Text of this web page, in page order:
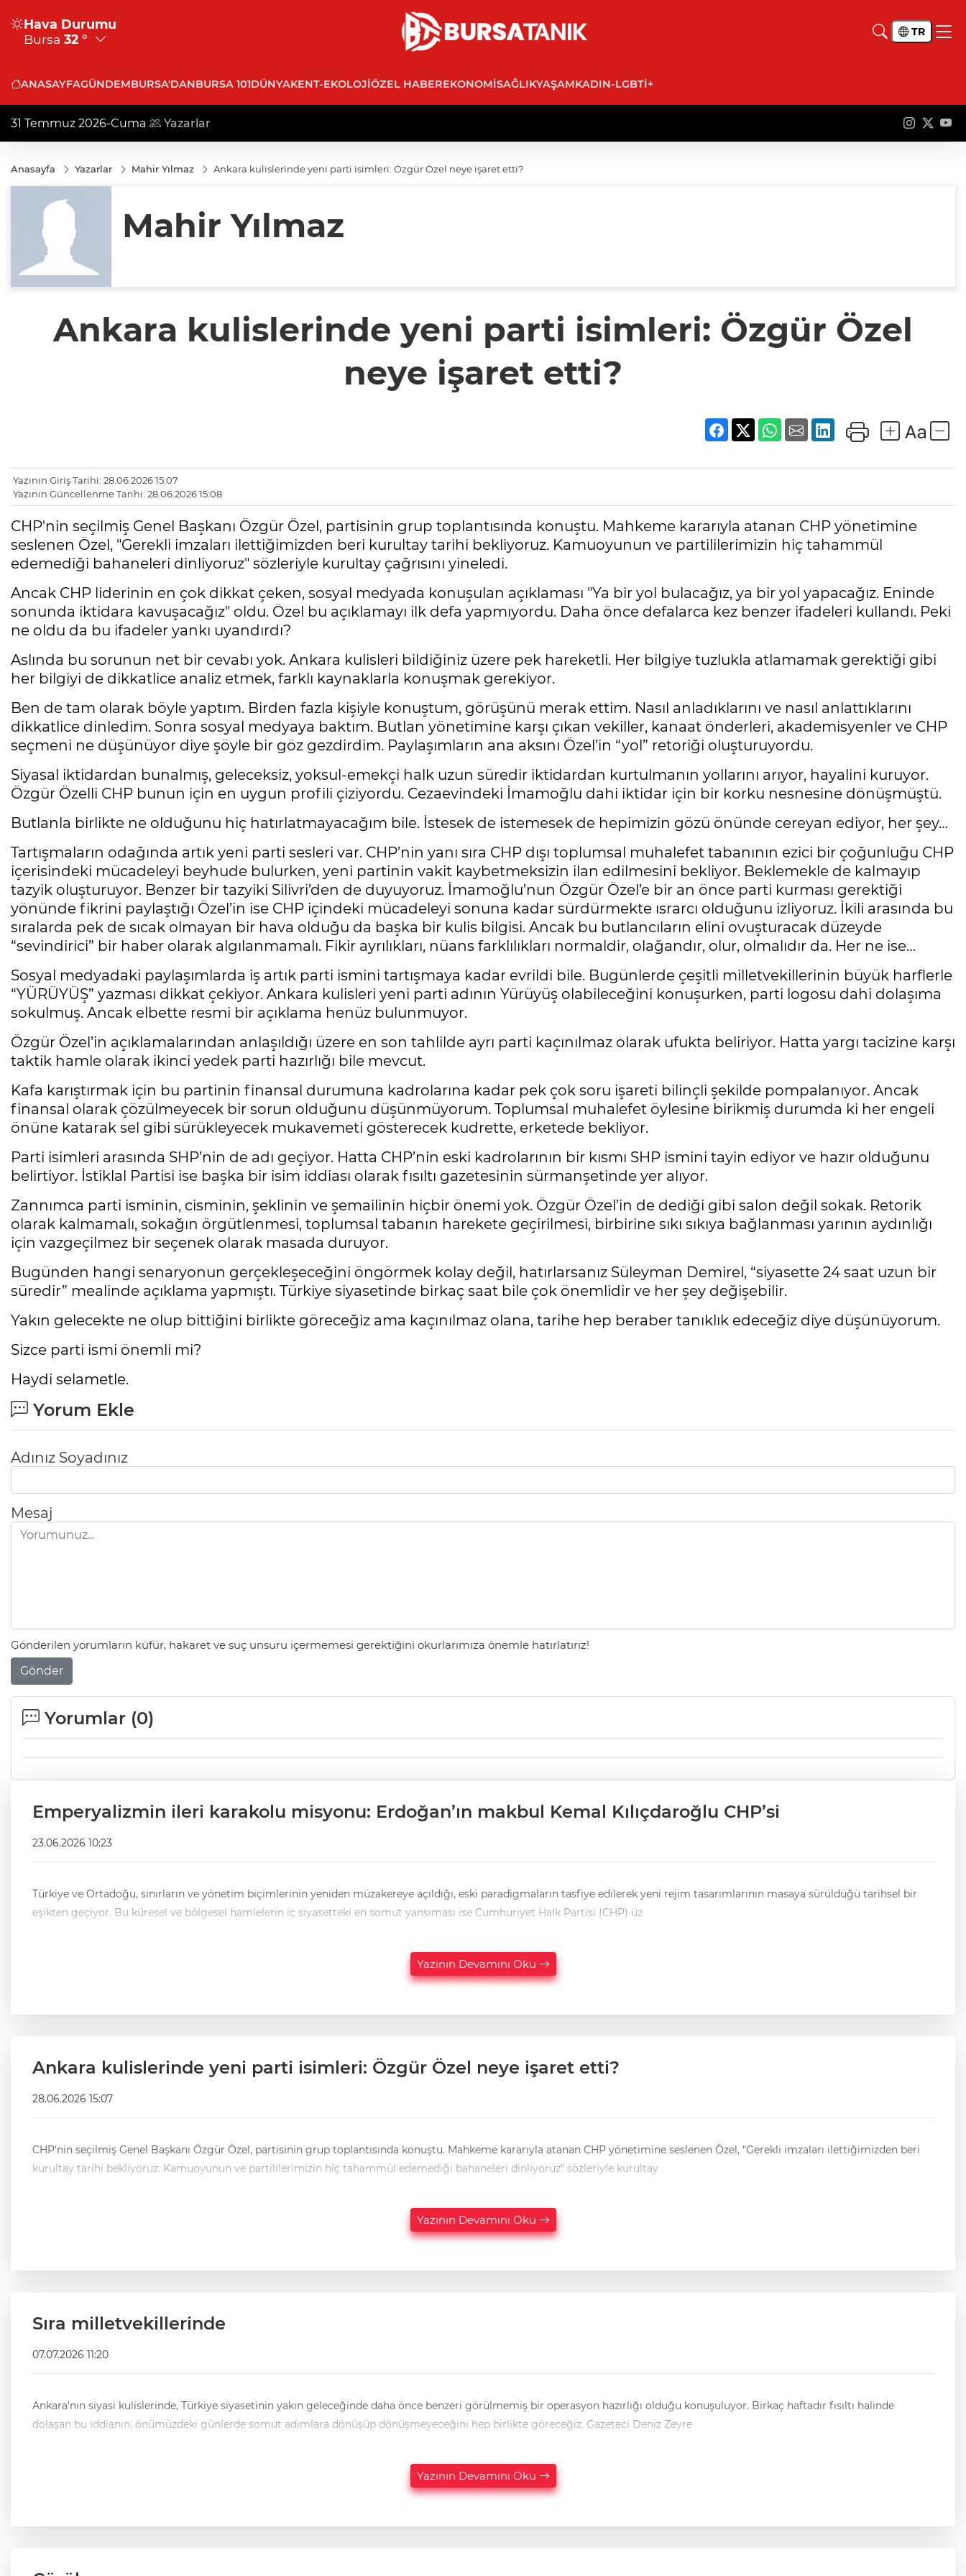
Hava Durumu
Bursa 32 ° TR
ANASAYFAGÜNDEMBURSA'DANBURSA 101DÜNYAKENT-EKOLOJIÖZEL HABEREKONOMISAĞLIKYAŞAMKADIN-LGBTİ+
31 Temmuz 2026-Cuma Yazarlar
Anasayfa Yazarlar Mahir Yılmaz Ankara kulislerinde yeni parti isimleri: Özgür Özel neye işaret etti?
Mahir Yılmaz
Ankara kulislerinde yeni parti isimleri: Özgür Özel
neye işaret etti?
Yazının Giriş Tarihi: 28.06.2026 15:07
Yazının Güncellenme Tarihi: 28.06.2026 15:08
CHP'nin seçilmiş Genel Başkanı Özgür Özel, partisinin grup toplantısında konuştu. Mahkeme kararıyla atanan CHP yönetimine
seslenen Özel, "Gerekli imzaları ilettiğimizden beri kurultay tarihi bekliyoruz. Kamuoyunun ve partililerimizin hiç tahammül
edemediği bahaneleri dinliyoruz" sözleriyle kurultay çağrısını yineledi.
Ancak CHP liderinin en çok dikkat çeken, sosyal medyada konuşulan açıklaması "Ya bir yol bulacağız, ya bir yol yapacağız. Eninde
sonunda iktidara kavuşacağız" oldu. Özel bu açıklamayı ilk defa yapmıyordu. Daha önce defalarca kez benzer ifadeleri kullandı. Peki
ne oldu da bu ifadeler yankı uyandırdı?
Aslında bu sorunun net bir cevabı yok. Ankara kulisleri bildiğiniz üzere pek hareketli. Her bilgiye tuzlukla atlamamak gerektiği gibi
her bilgiyi de dikkatlice analiz etmek, farklı kaynaklarla konuşmak gerekiyor.
Ben de tam olarak böyle yaptım. Birden fazla kişiyle konuştum, görüşünü merak ettim. Nasıl anladıklarını ve nasıl anlattıklarını
dikkatlice dinledim. Sonra sosyal medyaya baktım. Butlan yönetimine karşı çıkan vekiller, kanaat önderleri, akademisyenler ve CHP
seçmeni ne düşünüyor diye şöyle bir göz gezdirdim. Paylaşımların ana aksını Özel’in “yol” retoriği oluşturuyordu.
Siyasal iktidardan bunalmış, geleceksiz, yoksul-emekçi halk uzun süredir iktidardan kurtulmanın yollarını arıyor, hayalini kuruyor.
Özgür Özelli CHP bunun için en uygun profili çiziyordu. Cezaevindeki İmamoğlu dahi iktidar için bir korku nesnesine dönüşmüştü.
Butlanla birlikte ne olduğunu hiç hatırlatmayacağım bile. İstesek de istemesek de hepimizin gözü önünde cereyan ediyor, her şey…
Tartışmaların odağında artık yeni parti sesleri var. CHP’nin yanı sıra CHP dışı toplumsal muhalefet tabanının ezici bir çoğunluğu CHP
içerisindeki mücadeleyi beyhude bulurken, yeni partinin vakit kaybetmeksizin ilan edilmesini bekliyor. Beklemekle de kalmayıp
tazyik oluşturuyor. Benzer bir tazyiki Silivri’den de duyuyoruz. İmamoğlu’nun Özgür Özel’e bir an önce parti kurması gerektiği
yönünde fikrini paylaştığı Özel’in ise CHP içindeki mücadeleyi sonuna kadar sürdürmekte ısrarcı olduğunu izliyoruz. İkili arasında bu
sıralarda pek de sıcak olmayan bir hava olduğu da başka bir kulis bilgisi. Ancak bu butlancıların elini ovuşturacak düzeyde
“sevindirici” bir haber olarak algılanmamalı. Fikir ayrılıkları, nüans farklılıkları normaldir, olağandır, olur, olmalıdır da. Her ne ise…
Sosyal medyadaki paylaşımlarda iş artık parti ismini tartışmaya kadar evrildi bile. Bugünlerde çeşitli milletvekillerinin büyük harflerle
“YÜRÜYÜŞ” yazması dikkat çekiyor. Ankara kulisleri yeni parti adının Yürüyüş olabileceğini konuşurken, parti logosu dahi dolaşıma
sokulmuş. Ancak elbette resmi bir açıklama henüz bulunmuyor.
Özgür Özel’in açıklamalarından anlaşıldığı üzere en son tahlilde ayrı parti kaçınılmaz olarak ufukta beliriyor. Hatta yargı tacizine karşı
taktik hamle olarak ikinci yedek parti hazırlığı bile mevcut.
Kafa karıştırmak için bu partinin finansal durumuna kadrolarına kadar pek çok soru işareti bilinçli şekilde pompalanıyor. Ancak
finansal olarak çözülmeyecek bir sorun olduğunu düşünmüyorum. Toplumsal muhalefet öylesine birikmiş durumda ki her engeli
önüne katarak sel gibi sürükleyecek mukavemeti gösterecek kudrette, erketede bekliyor.
Parti isimleri arasında SHP’nin de adı geçiyor. Hatta CHP’nin eski kadrolarının bir kısmı SHP ismini tayin ediyor ve hazır olduğunu
belirtiyor. İstiklal Partisi ise başka bir isim iddiası olarak fısıltı gazetesinin sürmanşetinde yer alıyor.
Zannımca parti isminin, cisminin, şeklinin ve şemailinin hiçbir önemi yok. Özgür Özel’in de dediği gibi salon değil sokak. Retorik
olarak kalmamalı, sokağın örgütlenmesi, toplumsal tabanın harekete geçirilmesi, birbirine sıkı sıkıya bağlanması yarının aydınlığı
için vazgeçilmez bir seçenek olarak masada duruyor.
Bugünden hangi senaryonun gerçekleşeceğini öngörmek kolay değil, hatırlarsanız Süleyman Demirel, “siyasette 24 saat uzun bir
süredir” mealinde açıklama yapmıştı. Türkiye siyasetinde birkaç saat bile çok önemlidir ve her şey değişebilir.
Yakın gelecekte ne olup bittiğini birlikte göreceğiz ama kaçınılmaz olana, tarihe hep beraber tanıklık edeceğiz diye düşünüyorum.
Sizce parti ismi önemli mi?
Haydi selametle.
Yorum Ekle
Adınız Soyadınız
Mesaj
Gönderilen yorumların küfür, hakaret ve suç unsuru içermemesi gerektiğini okurlarımıza önemle hatırlatırız!
Gönder
Yorumlar (0)
Emperyalizmin ileri karakolu misyonu: Erdoğan’ın makbul Kemal Kılıçdaroğlu CHP’si
23.06.2026 10:23
Türkiye ve Ortadoğu, sınırların ve yönetim biçimlerinin yeniden müzakereye açıldığı, eski paradigmaların tasfiye edilerek yeni rejim tasarımlarının masaya sürüldüğü tarihsel bir
eşikten geçiyor. Bu küresel ve bölgesel hamlelerin iç siyasetteki en somut yansıması ise Cumhuriyet Halk Partisi (CHP) üz
Yazının Devamını Oku
Ankara kulislerinde yeni parti isimleri: Özgür Özel neye işaret etti?
28.06.2026 15:07
CHP'nin seçilmiş Genel Başkanı Özgür Özel, partisinin grup toplantısında konuştu. Mahkeme kararıyla atanan CHP yönetimine seslenen Özel, "Gerekli imzaları ilettiğimizden beri
kurultay tarihi bekliyoruz. Kamuoyunun ve partililerimizin hiç tahammül edemediği bahaneleri dinliyoruz" sözleriyle kurultay
Yazının Devamını Oku
Sıra milletvekillerinde
07.07.2026 11:20
Ankara'nın siyasi kulislerinde, Türkiye siyasetinin yakın geleceğinde daha önce benzeri görülmemiş bir operasyon hazırlığı olduğu konuşuluyor. Birkaç haftadır fısıltı halinde
dolaşan bu iddianın, önümüzdeki günlerde somut adımlara dönüşüp dönüşmeyeceğini hep birlikte göreceğiz. Gazeteci Deniz Zeyre
Yazının Devamını Oku